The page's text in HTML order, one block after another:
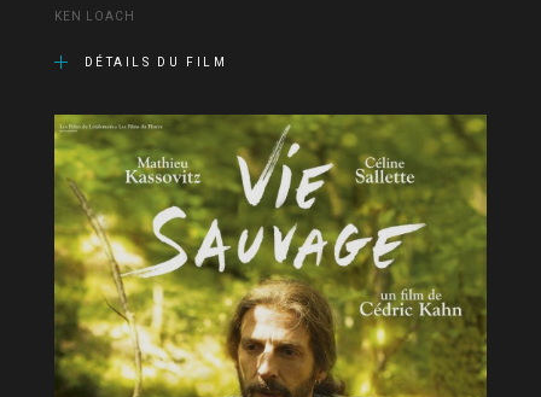
KEN LOACH
DÉTAILS DU FILM